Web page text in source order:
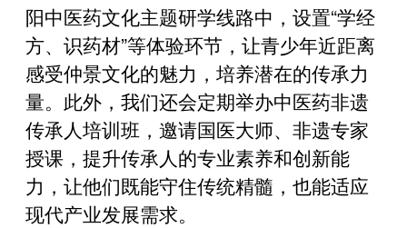
阳中医药文化主题研学线路中，设置“学经
方、识药材”等体验环节，让青少年近距离
感受仲景文化的魅力，培养潜在的传承力
量。此外，我们还会定期举办中医药非遗
传承人培训班，邀请国医大师、非遗专家
授课，提升传承人的专业素养和创新能
力，让他们既能守住传统精髓，也能适应
现代产业发展需求。